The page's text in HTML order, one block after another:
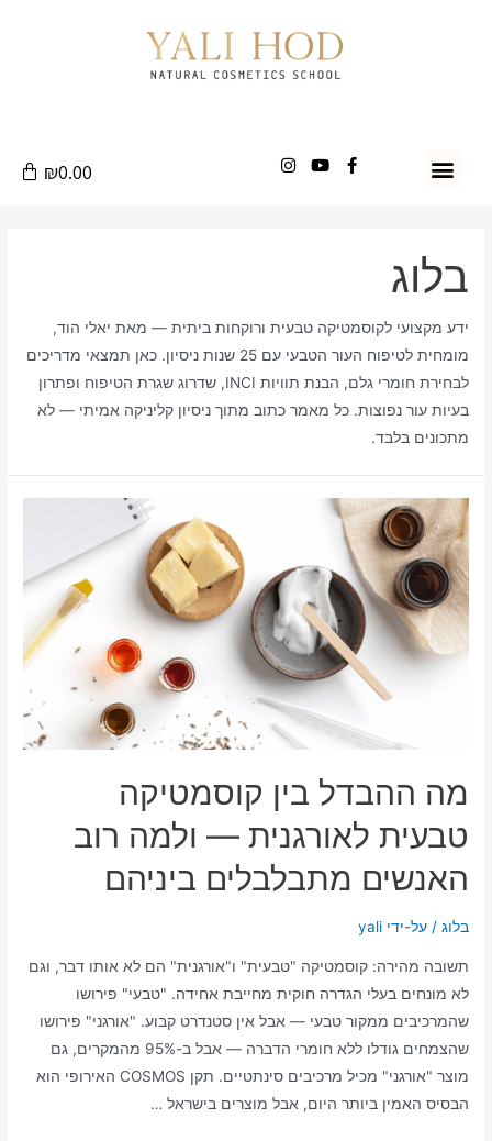
₪0.00
בלוג
ידע מקצועי לקוסמטיקה טבעית ורוקחות ביתית — מאת יאלי הוד,
מומחית לטיפוח העור הטבעי עם 25 שנות ניסיון. כאן תמצאי מדריכים
לבחירת חומרי גלם, הבנת תוויות INCI, שדרוג שגרת הטיפוח ופתרון
בעיות עור נפוצות. כל מאמר כתוב מתוך ניסיון קליניקה אמיתי — לא
מתכונים בלבד.
מה ההבדל בין קוסמטיקה
טבעית לאורגנית — ולמה רוב
האנשים מתבלבלים ביניהם
בלוג / על-ידי yali
תשובה מהירה: קוסמטיקה "טבעית" ו"אורגנית" הם לא אותו דבר, וגם
לא מונחים בעלי הגדרה חוקית מחייבת אחידה. "טבעי" פירושו
שהמרכיבים ממקור טבעי — אבל אין סטנדרט קבוע. "אורגני" פירושו
שהצמחים גודלו ללא חומרי הדברה — אבל ב-95% מהמקרים, גם
מוצר "אורגני" מכיל מרכיבים סינתטיים. תקן COSMOS האירופי הוא
הבסיס האמין ביותר היום, אבל מוצרים בישראל …